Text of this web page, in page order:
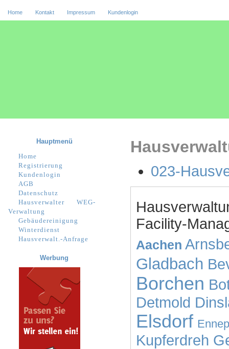
Home Kontakt Impressum Kundenlogin
023-
Facility-
Aachen
Gladbach
Borchen
Detmold
Elsdorf
Kupferdreh
Hauptmenü
Home
Registrierung
Kundenlogin
AGB
Datenschutz
Hausverwalter
WEG-
Verwaltung
Gebäudereinigung
Winterdienst
Hausverwalt.-Anfrage
Werbung